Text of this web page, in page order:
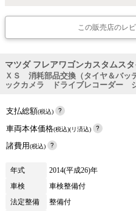
この販売店のレ
マツダ フレアワゴンカスタムス
ＸＳ 消耗部品交換（タイヤ＆バ
ックカメラ ドライブレコーダー
支払総額(税込)
車両本体価格(税込)(リ済込)
諸費用(税込)
年式 2014(平成26)年
車検
車検整備付
法定整備
整備付